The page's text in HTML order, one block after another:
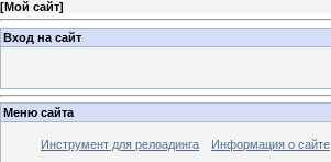
[Мой сайт]
Вход на сайт
Меню сайта
Инструмент для релоадинга Информация о сайте